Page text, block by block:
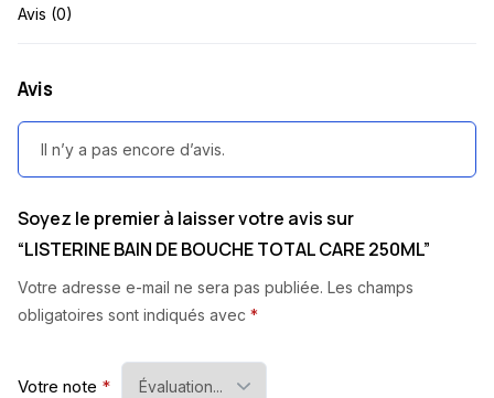
Avis (0)
Avis
Il n’y a pas encore d’avis.
Soyez le premier à laisser votre avis sur
“LISTERINE BAIN DE BOUCHE TOTAL CARE 250ML”
Votre adresse e-mail ne sera pas publiée. Les champs
obligatoires sont indiqués avec *
Votre note *